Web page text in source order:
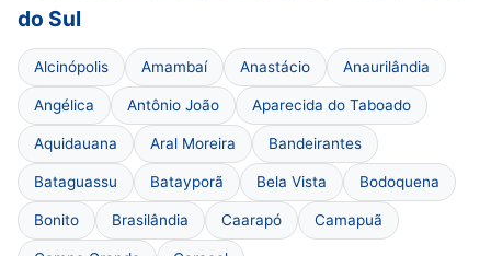
do Sul
Alcinópolis Amambaí Anastácio Anaurilândia
Angélica Antônio João Aparecida do Taboado
Aquidauana Aral Moreira Bandeirantes
Bataguassu Batayporã Bela Vista Bodoquena
Bonito Brasilândia Caarapó Camapuã